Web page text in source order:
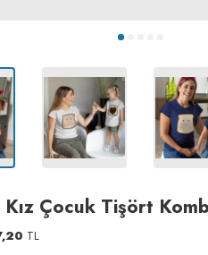
Çocuk Tişört
TL